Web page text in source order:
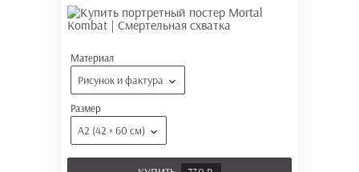
Материал
Рисунок и фактура
Размер
А2 (42 × 60 см)